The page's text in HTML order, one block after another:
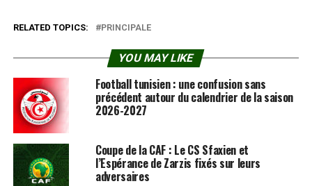
RELATED TOPICS: PRINCIPALE
YOU MAY LIKE
Football tunisien : une confusion sans
précédent autour du calendrier de la saison
2026-2027
Coupe de la CAF : Le CS Sfaxien et
l’Espérance de Zarzis fixés sur leurs
adversaires